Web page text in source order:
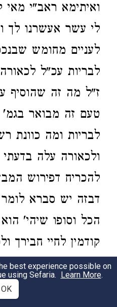
ואיתימא ראב"י
לי עשר אעשרנו לך
לעניים מחומש
לבריות עכ"ל
ז"ל מה זה שהוסיף
טעם זה מבואר
לבריות ומה כוונת
ולכאורה עלה
להכריח דפירוש
דבזה יש סברא
הכל וסופו שיהי' הוא
קודמין לחיי חבירך
בגמ' שמא יצטרך
מבזבז לעניים קאי
best experience possible on
using Sefaria. Learn More.
OK